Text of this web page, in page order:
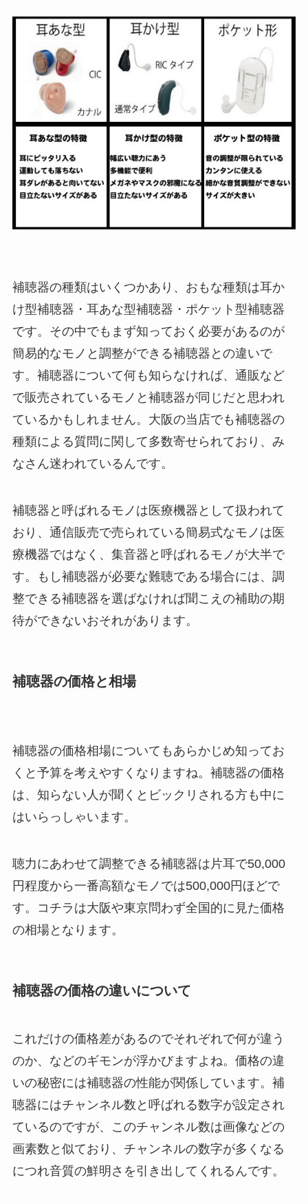
補聴器の種類はいくつかあり、おもな種類は耳か
け型補聴器・耳あな型補聴器・ポケット型補聴器
です。その中でもまず知っておく必要があるのが
簡易的なモノと調整ができる補聴器との違いで
す。補聴器について何も知らなければ、通販など
で販売されているモノと補聴器が同じだと思われ
ているかもしれません。大阪の当店でも補聴器の
種類による質問に関して多数寄せられており、み
なさん迷われているんです。
補聴器と呼ばれるモノは医療機器として扱われて
おり、通信販売で売られている簡易式なモノは医
療機器ではなく、集音器と呼ばれるモノが大半で
す。もし補聴器が必要な難聴である場合には、調
整できる補聴器を選ばなければ聞こえの補助の期
待ができないおそれがあります。
補聴器の価格と相場
補聴器の価格相場についてもあらかじめ知ってお
くと予算を考えやすくなりますね。補聴器の価格
は、知らない人が聞くとビックリされる方も中に
はいらっしゃいます。
聴力にあわせて調整できる補聴器は片耳で50,000
円程度から一番高額なモノでは500,000円ほどで
す。コチラは大阪や東京問わず全国的に見た価格
の相場となります。
補聴器の価格の違いについて
これだけの価格差があるのでそれぞれで何が違う
のか、などのギモンが浮かびますよね。価格の違
いの秘密には補聴器の性能が関係しています。補
聴器にはチャンネル数と呼ばれる数字が設定され
ているのですが、このチャンネル数は画像などの
画素数と似ており、チャンネルの数字が多くなる
につれ音質の鮮明さを引き出してくれるんです。